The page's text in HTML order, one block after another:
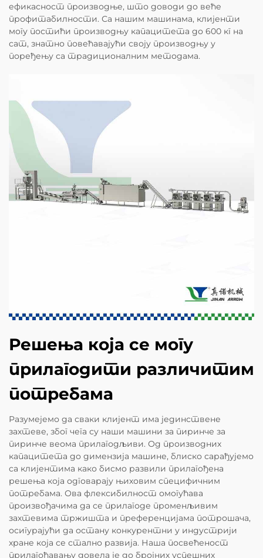
ефикасност производње, што доводи до веће
профитабилности. Са нашим машинама, клијенти
могу постићи производњу капацитета до 600 кг на
сат, знатно повећавајући своју производњу у
поређењу са традиционалним методама.
Решења која се могу
прилагодити различитим
потребама
Разумејемо да сваки клијент има јединствене
захтеве, због чега су наши машини за пиринче за
пиринче веома прилагодљиви. Од производних
капацитета до димензија машине, блиско сарађујемо
са клијентима како бисмо развили прилагођена
решења која одговарају њиховим специфичним
потребама. Ова флексибилност омогућава
произвођачима да се прилагоде променљивим
захтевима тржишта и преференцијама потрошача,
осигурајући да остану конкурентни у индустрији
хране која се стално развија. Наша посвећеност
прилагођавању довела је до бројних успешних